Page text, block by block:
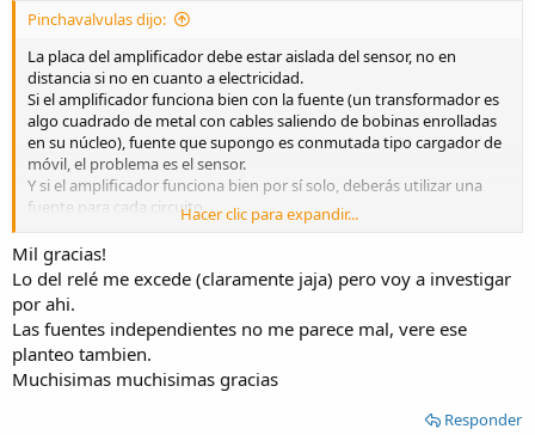
Pinchavalvulas dijo:
La placa del amplificador debe estar aislada del sensor, no en
distancia si no en cuanto a electricidad.
Si el amplificador funciona bien con la fuente (un transformador es
algo cuadrado de metal con cables saliendo de bobinas enrolladas
en su núcleo), fuente que supongo es conmutada tipo cargador de
móvil, el problema es el sensor.
Y si el amplificador funciona bien por sí solo, deberás utilizar una
fuente para cada circuito.
Debes analizar la información técnica del sensor para ver si se le
puede conectar directamente un relé.
Hacer clic para expandir...
Mil gracias!
Lo del relé me excede (claramente jaja) pero voy a investigar
por ahi.
Las fuentes independientes no me parece mal, vere ese
planteo tambien.
Muchisimas muchisimas gracias
Responder